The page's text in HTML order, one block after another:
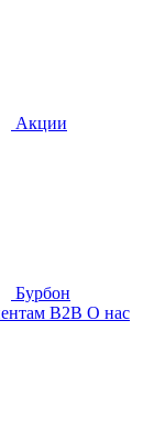
Акции
Бурбон
B2B О нас